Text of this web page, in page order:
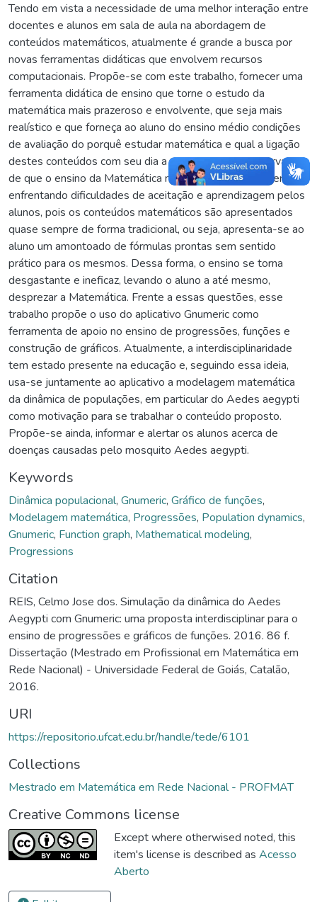
Tendo em vista a necessidade de uma melhor interação entre
docentes e alunos em sala de aula na abordagem de
conteúdos matemáticos, atualmente é grande a busca por
novas ferramentas didáticas que envolvem recursos
computacionais. Propõe-se com este trabalho, fornecer uma
ferramenta didática de ensino que torne o estudo da
matemática mais prazeroso e envolvente, que seja mais
realístico e que forneça ao aluno do ensino médio condições
de avaliação do porquê estudar matemática e qual a ligação
destes conteúdos com seu dia a dia, partindo da observação
de que o ensino da Matemática nas escolas públicas vem
enfrentando dificuldades de aceitação e aprendizagem pelos
alunos, pois os conteúdos matemáticos são apresentados
quase sempre de forma tradicional, ou seja, apresenta-se ao
aluno um amontoado de fórmulas prontas sem sentido
prático para os mesmos. Dessa forma, o ensino se torna
desgastante e ineficaz, levando o aluno a até mesmo,
desprezar a Matemática. Frente a essas questões, esse
trabalho propõe o uso do aplicativo Gnumeric como
ferramenta de apoio no ensino de progressões, funções e
construção de gráficos. Atualmente, a interdisciplinaridade
tem estado presente na educação e, seguindo essa ideia,
usa-se juntamente ao aplicativo a modelagem matemática
da dinâmica de populações, em particular do Aedes aegypti
como motivação para se trabalhar o conteúdo proposto.
Propõe-se ainda, informar e alertar os alunos acerca de
doenças causadas pelo mosquito Aedes aegypti.
Keywords
Dinâmica populacional, Gnumeric, Gráfico de funções,
Modelagem matemática, Progressões, Population dynamics,
Gnumeric, Function graph, Mathematical modeling,
Progressions
Citation
REIS, Celmo Jose dos. Simulação da dinâmica do Aedes
Aegypti com Gnumeric: uma proposta interdisciplinar para o
ensino de progressões e gráficos de funções. 2016. 86 f.
Dissertação (Mestrado em Profissional em Matemática em
Rede Nacional) - Universidade Federal de Goiás, Catalão,
2016.
URI
https://repositorio.ufcat.edu.br/handle/tede/6101
Collections
Mestrado em Matemática em Rede Nacional - PROFMAT
Creative Commons license
Except where otherwised noted, this
item's license is described as Acesso
Aberto